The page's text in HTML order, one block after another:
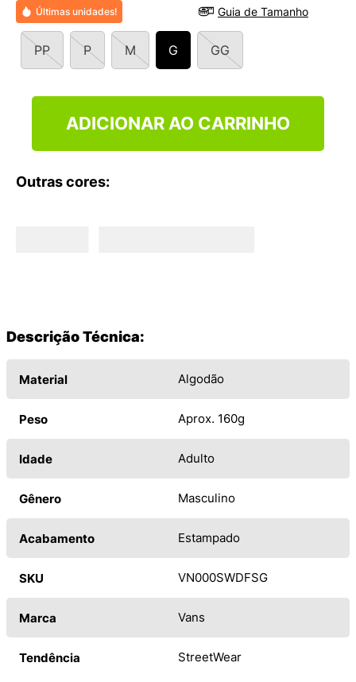
Últimas unidades! Guia de Tamanho
PP P M G GG
ADICIONAR AO CARRINHO
Outras cores:
Descrição Técnica:
Material Algodão
Peso Aprox. 160g
Idade Adulto
Gênero Masculino
Acabamento Estampado
SKU VN000SWDFSG
Marca Vans
Tendência StreetWear
10º NEW BALANCE 204L